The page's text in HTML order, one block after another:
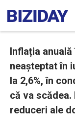
Inflația
neașteptat în
la 2,6%, în
că va scădea.
reduceri ale